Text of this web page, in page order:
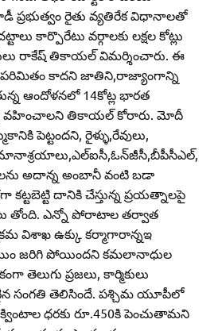
ప్రభుత్వం రైతు వ్యతిరేక విధానాలతో
కార్పొరేటు వర్గాలకు లక్షల కోట్లు
రాకేష్‌ తికాయల్‌ విమర్శించారు. ఈ
పరిమితం కాదని జాతిని,రాజ్యాంగాన్ని
ఆందోళనలో 14కోట్ల భారత
వహించాలని తికాయల్‌ కోరారు. మోదీ
పెట్టందని, రైళ్ళు,రేవులు,
అదాన్న అంబానీ వంటి బడా
కట్టబెట్టి దానికి చేస్తున్న ప్రయత్నాలపై
తోంది. ఎన్నో పోరాటాల తర్వాత
విశాఖ ఉక్కు కర్మాగారాన్నఇ
జరిగి పోయిందని కమలానాధుల
తెలుగు ప్రజలు, కార్మికులు
సంగతి తెలిసిందే. పశ్చిమ యూపీలో
ధరకు రూ.450కి పెంచుతామని